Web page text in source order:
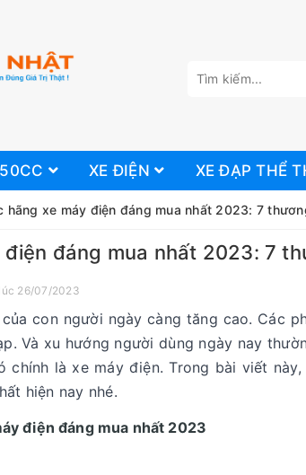
XE ĐIỆN XE ĐẠP THỂ
hãng xe máy điện đáng mua nhất 2023: 7
đáng mua nhất 2023: 7
26/07/2023
con người ngày càng tăng cao. Các
Và xu hướng người dùng ngày nay
là xe máy điện. Trong bài viết này,
hiện nay nhé.
điện đáng mua nhất 2023